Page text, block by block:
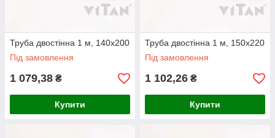
Труба двостінна 1 м, 140х200
Під замовлення
1 079,38 ₴
Купити
Труба двостінна 1 м, 150х220
Під замовлення
1 102,26 ₴
Купити